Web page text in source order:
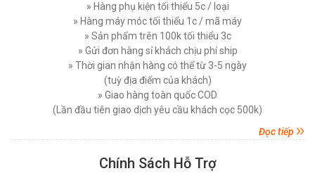
Nên Chọn Máy Cắt Vải Cầm Tay Hay Máy Cắt
Vải Đứng
Thứ năm, 20/11/2025
Các Lỗi Phổ Biến Khi Sử Dụng Máy Cắt Vải
Đứng Và Cách Khắc Phục
Thứ bảy, 15/11/2025
Máy Cắt Vải Đầu Bàn Là Gì? Top 5 Điều Cần Biết
Đăng nhập để xem giá sỉ
Giá bán lẻ: 7.450.000đ
MÁY CẮT VẢI ĐỨNG PHILPS 08 INCH, CÔNG
SUẤT 1600W
Đăng nhập để xem giá sỉ
Giá bán lẻ:
10.750.000đ
MÁY CẮT VẢI ĐỨNG EASTMAN 627X 08 INCH (
Chính Sách Hỗ Trợ
» Hàng phụ kiện tối thiểu 5c / loại
» Hàng máy móc tối thiểu 1c / mã máy
» Sản phẩm trên 100k tối thiểu 3c
» Gửi đơn hàng sỉ khách chịu phí ship
» Thời gian nhận hàng có thể từ 3-5 ngày
(tuỳ địa điểm của khách)
» Giao hàng toàn quốc COD
(Lần đầu tiên giao dịch yêu cầu khách cọc 500k)
Đọc tiếp